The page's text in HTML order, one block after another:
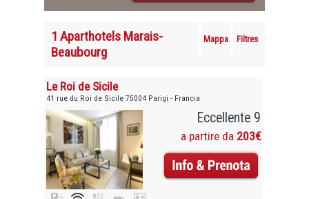
1 Aparthotels Marais-
Beaubourg
Mappa Filtres
Le Roi de Sicile
41 rue du Roi de Sicile 75004 Parigi - Francia
Eccellente 9
a partire da 203€